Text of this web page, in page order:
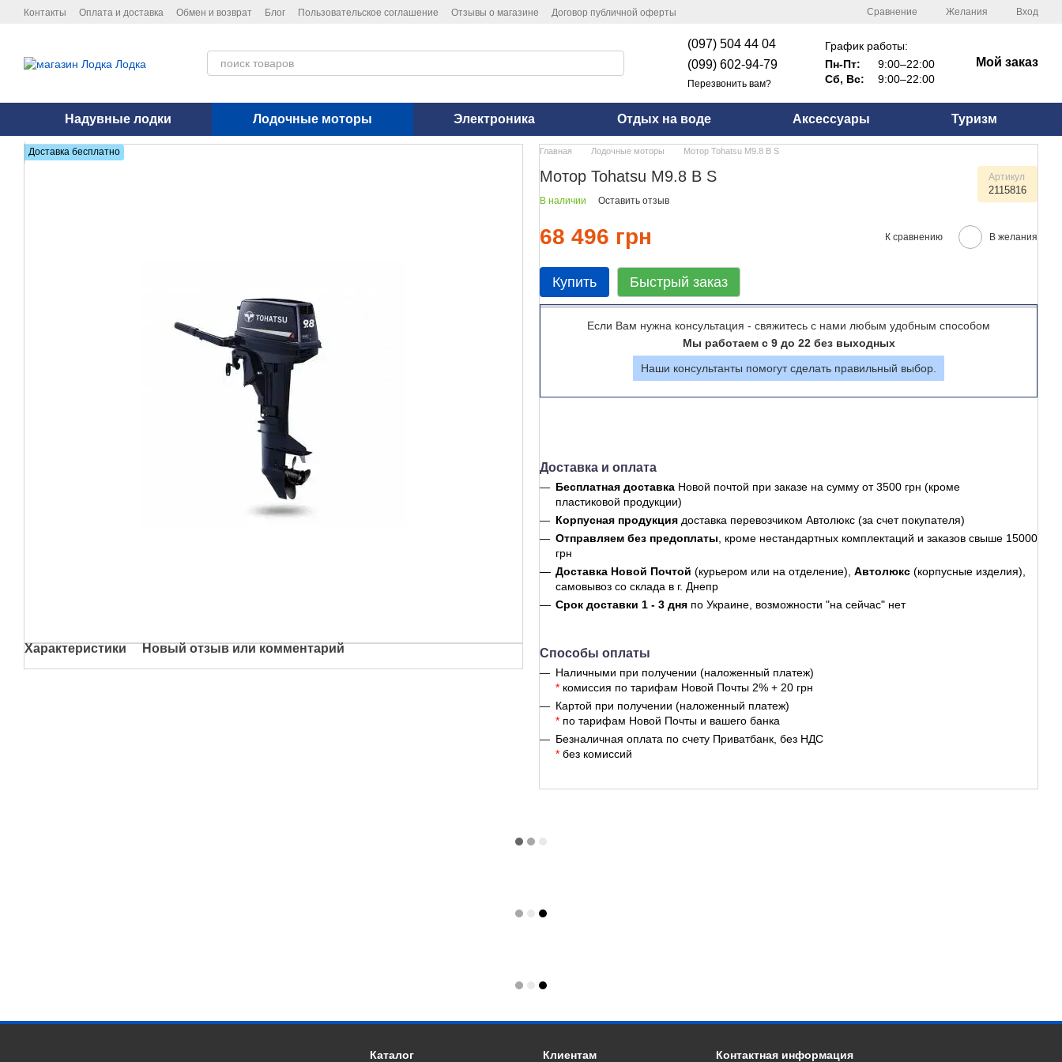
Перейти к основному контенту
Контакты Оплата и доставка Обмен и возврат Блог Пользовательское соглашение Отзывы о магазине
Договор публичной оферты
Сравнение Желания Вход
(097) 504 44 04
(099) 602-94-79
Перезвонить вам?
График работы:
Пн-Пт:
9:00–22:00
Сб, Вс:
9:00–22:00
Мой заказ
Надувные лодки Лодочные моторы Электроника Отдых на воде Аксессуары Туризм
Доставка бесплатно
Характеристики Новый отзыв или комментарий
Главная Лодочные моторы Мотор Tohatsu M9.8 B S
Мотор Tohatsu M9.8 B S Артикул
2115816
В наличии Оставить отзыв
68 496 грн К сравнению В желания
Купить Быстрый заказ
Если Вам нужна консультация - свяжитесь с нами любым удобным способом
Мы работаем с 9 до 22 без выходных
Наши консультанты помогут сделать правильный выбор.
Доставка и оплата
Бесплатная доставка Новой почтой при заказе на сумму от 3500 грн (кроме
пластиковой продукции)
Корпусная продукция доставка перевозчиком Автолюкс (за счет покупателя)
Отправляем без предоплаты, кроме нестандартных комплектаций и заказов свыше 15000
грн
Доставка Новой Почтой (курьером или на отделение), Автолюкс (корпусные изделия),
самовывоз со склада в г. Днепр
Срок доставки 1 - 3 дня по Украине, возможности "на сейчас" нет
Способы оплаты
Наличными при получении (наложенный платеж)
* комиссия по тарифам Новой Почты 2% + 20 грн
Картой при получении (наложенный платеж)
* по тарифам Новой Почты и вашего банка
Безналичная оплата по счету Приватбанк, без НДС
* без комиссий
Каталог Клиентам Контактная информация